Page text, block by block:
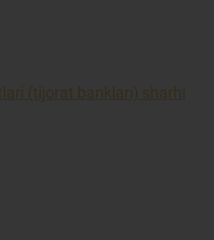
(tijorat banklari) sharhi